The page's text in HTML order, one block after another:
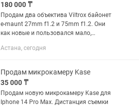
180 000 ₸
Продам два объектива Viltrox байонет
e-maunt 27mm f1.2 и 75mm f1.2. Они
как новые и пользовался мало,
объектив 180к, если оба заберете, то
Астана, сегодня
Продам микрокамеру Kase
35 000 ₸
Продам новую микрокамеру Kase для
Iphone 14 Pro Max. Дистанция съемки